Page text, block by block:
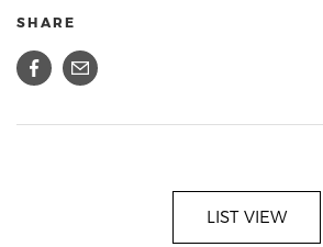
SHARE
LIST VIEW